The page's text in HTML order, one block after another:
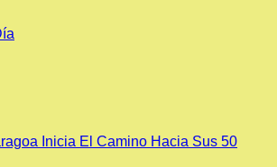
Inicia El Camino Hacia Sus 50